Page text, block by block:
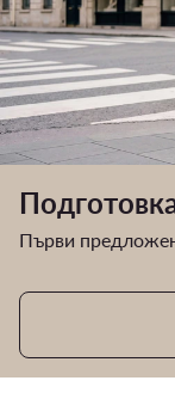
Първи